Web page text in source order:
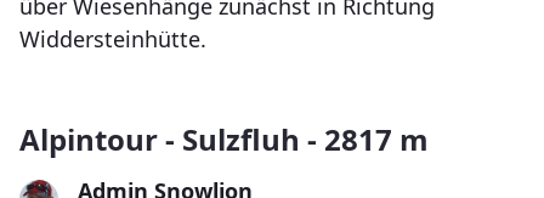
über Wiesenhänge zunächst in Richtung
Widdersteinhütte.
Alpintour - Sulzfluh - 2817 m
Admin Snowlion